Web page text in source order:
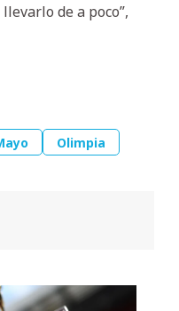
de a poco”,
Olimpia